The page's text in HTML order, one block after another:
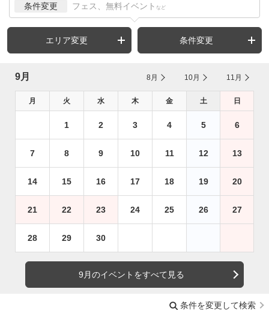
条件変更 フェス、無料イベント など
エリア変更 条件変更
9月 8月 10月 11月
月 火 水 木 金 土 日
1 2 3 4 5 6
7 8 9 10 11 12 13
14 15 16 17 18 19 20
21 22 23 24 25 26 27
28 29 30
9月のイベントをすべて見る
条件を変更して検索